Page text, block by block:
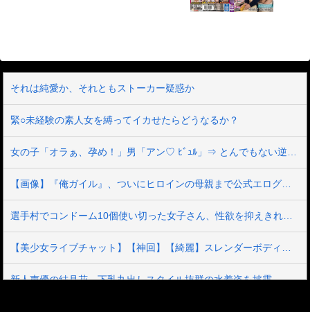
それは純愛か、それともストーカー疑惑か
緊○未経験の素人女を縛ってイカせたらどうなるか？
新人声優の結月花、下乳丸出しスタイル抜群の水着姿を披露